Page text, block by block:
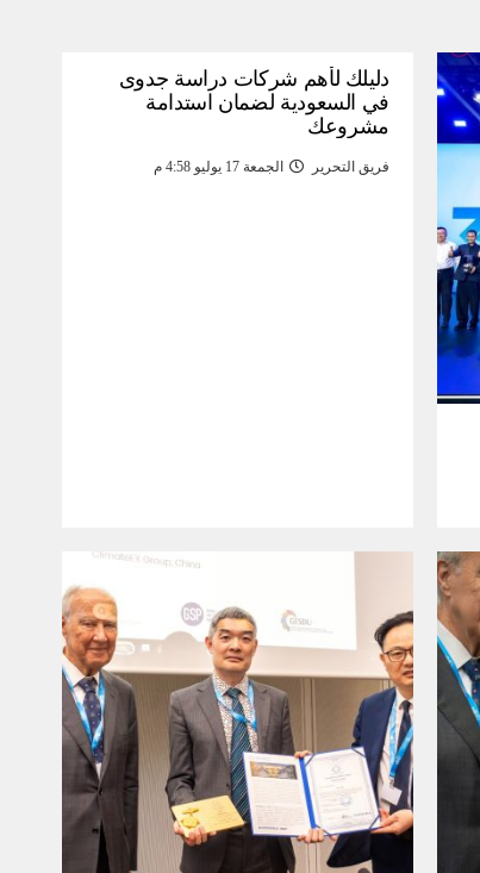
دليلك لأهم شركات دراسة جدوى
في السعودية لضمان استدامة
مشروعك
فريق التحرير الجمعة 17 يوليو 4:58 م